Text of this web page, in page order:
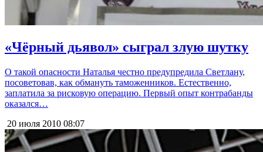
«Чёрный дьявол» сыграл злую шутку
О такой опасности Наталья честно предупредила Светлану,
посоветовав, как обмануть таможенников. Естественно,
заплатила за рисковую операцию. Первый опыт контрабанды
оказался…
20 июля 2010 08:07